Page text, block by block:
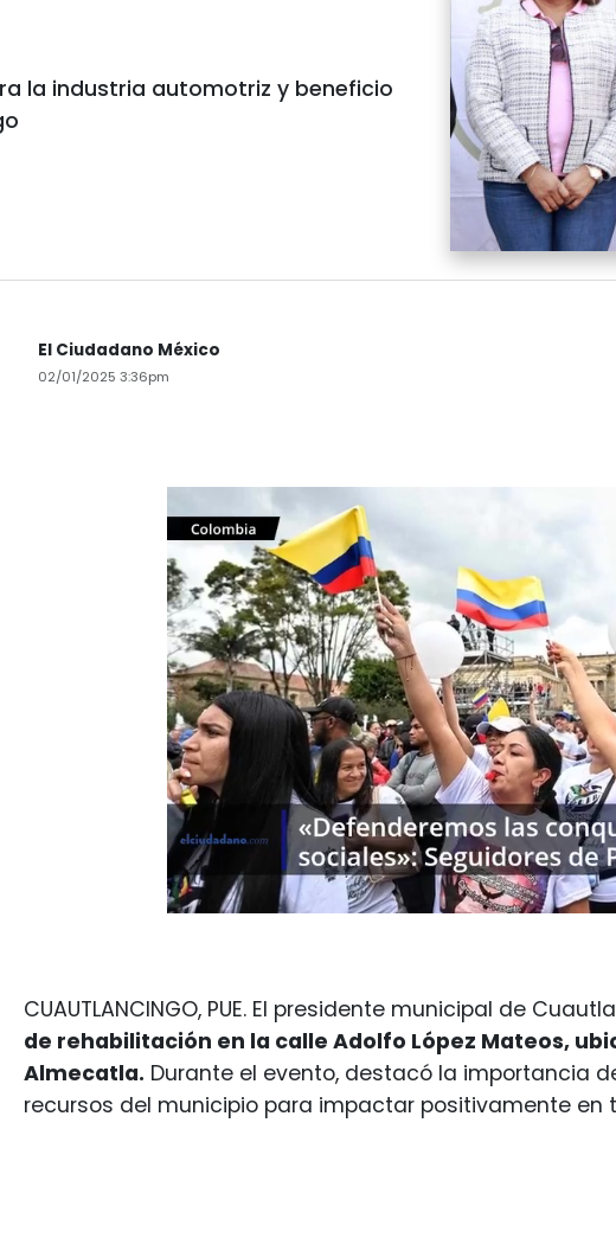
la industria automotriz y beneficio
El Ciudadano México
02/01/2025 3:36pm
CUAUTLANCINGO, PUE. El presidente municipal de
de rehabilitación en la calle Adolfo López Mateos,
Almecatla. Durante el evento, destacó la importancia
recursos del municipio para impactar positivamente en